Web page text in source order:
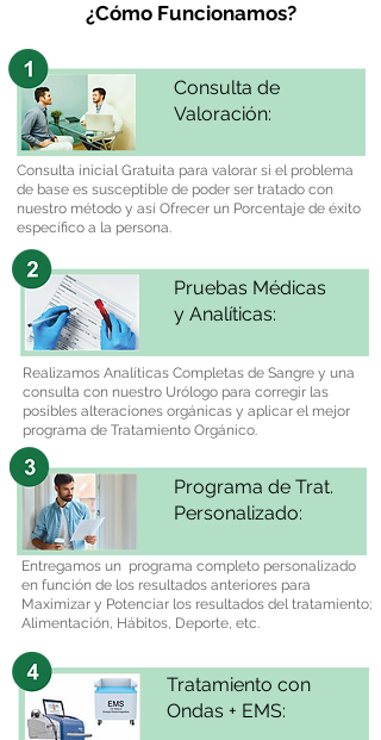
¿Cómo Funcionamos?
Consulta de
Valoración:
Consulta inicial Gratuita para valorar si el problema
de base es susceptible de poder ser tratado con
nuestro método y así Ofrecer un Porcentaje de éxito
específico a la persona.
Pruebas Médicas
y Analíticas:
Realizamos Analíticas Completas de Sangre y una
consulta con nuestro Urólogo para corregir las
posibles alteraciones orgánicas y aplicar el mejor
programa de Tratamiento Orgánico.
Programa de Trat.
Personalizado:
Entregamos un programa completo personalizado
en función de los resultados anteriores para
Maximizar y Potenciar los resultados del tratamiento;
Alimentación, Hábitos, Deporte, etc.
Tratamiento con
Ondas + EMS: